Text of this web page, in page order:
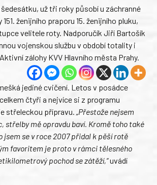
už tři roky působí u záchranné
ženijního praporu 15. ženijního pluku,
velitele roty. Nadporučík Jiří Bartošík
vojenskou službu v období totality i
zálohy KVV Hlavního města Prahy.
jediné cvičení. Letos v posádce
čtyři a nejvíce si z programu
střeleckou přípravu. „Přestože nejsem
střelby mě opravdu baví. Kromě toho také
jsem se v roce 2007 přidal k pěší rotě
favoritem je proto v rámci tělesného
pochod se zátěží,“uvádí